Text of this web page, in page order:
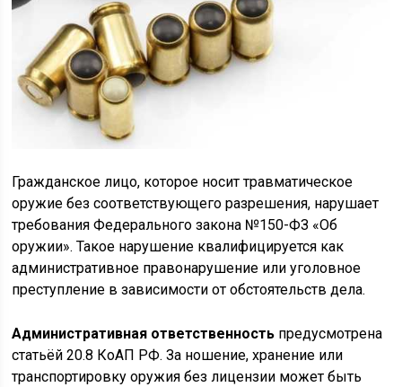
Гражданское лицо, которое носит травматическое
оружие без соответствующего разрешения, нарушает
требования Федерального закона №150-ФЗ «Об
оружии». Такое нарушение квалифицируется как
административное правонарушение или уголовное
преступление в зависимости от обстоятельств дела.
Административная ответственность предусмотрена
статьёй 20.8 КоАП РФ. За ношение, хранение или
транспортировку оружия без лицензии может быть